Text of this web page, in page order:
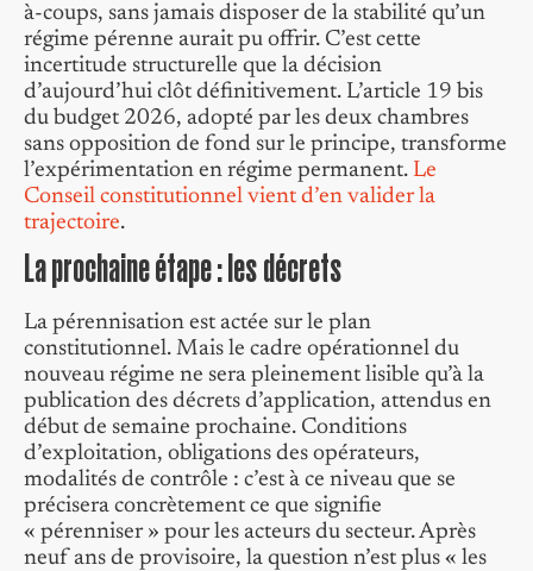
à-coups, sans jamais disposer de la stabilité qu’un
régime pérenne aurait pu offrir. C’est cette
incertitude structurelle que la décision
d’aujourd’hui clôt définitivement. L’article 19 bis
du budget 2026, adopté par les deux chambres
sans opposition de fond sur le principe, transforme
l’expérimentation en régime permanent. Le
Conseil constitutionnel vient d’en valider la
trajectoire.
La prochaine étape : les décrets
La pérennisation est actée sur le plan
constitutionnel. Mais le cadre opérationnel du
nouveau régime ne sera pleinement lisible qu’à la
publication des décrets d’application, attendus en
début de semaine prochaine. Conditions
d’exploitation, obligations des opérateurs,
modalités de contrôle : c’est à ce niveau que se
précisera concrètement ce que signifie
« pérenniser » pour les acteurs du secteur. Après
neuf ans de provisoire, la question n’est plus « les